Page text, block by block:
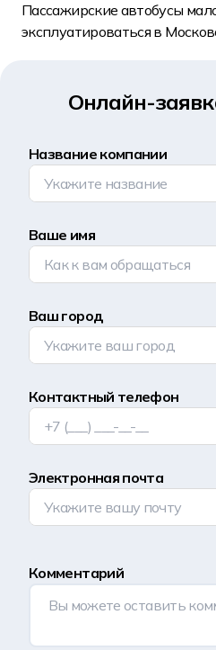
Пассажирские автобусы
эксплуатироваться в
Онлайн-
Название компании
Ваше имя
Ваш город
Контактный телефон
Электронная почта
Комментарий